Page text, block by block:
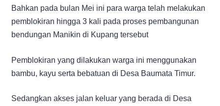
Bahkan pada bulan Mei ini para warga telah melakukan
pemblokiran hingga 3 kali pada proses pembangunan
bendungan Manikin di Kupang tersebut
Pemblokiran yang dilakukan warga ini menggunakan
bambu, kayu serta bebatuan di Desa Baumata Timur.
Sedangkan akses jalan keluar yang berada di Desa